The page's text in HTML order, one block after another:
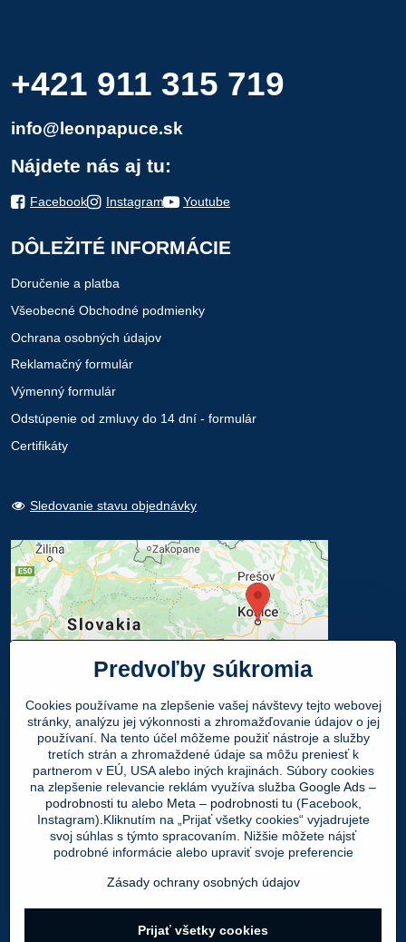
+421 911 315 719
info@leonpapuce.sk
Nájdete nás aj tu:
Facebook Instagram Youtube
DÔLEŽITÉ INFORMÁCIE
Doručenie a platba
Všeobecné Obchodné podmienky
Ochrana osobných údajov
Reklamačný formulár
Výmenný formulár
Odstúpenie od zmluvy do 14 dní - formulár
Certifikáty
Sledovanie stavu objednávky
Osobný odber
Navštívte našu predajňu - SHOWROOM
Obuv LEON, Mlynská 21, 040 01 Košice
Váš Objednaný tovar si môžete ZADARMO
vyzdvihnúť v PO - PIA 9:00 - 17:00 hod.
©2026Copyright
Predvoľby súkromia
Cookies používame na zlepšenie vašej návštevy tejto webovej
stránky, analýzu jej výkonnosti a zhromažďovanie údajov o jej
používaní. Na tento účel môžeme použiť nástroje a služby
tretích strán a zhromaždené údaje sa môžu preniesť k
partnerom v EÚ, USA alebo iných krajinách. Súbory cookies
na zlepšenie relevancie reklám využíva služba Google Ads –
podrobnosti tu alebo Meta – podrobnosti tu (Facebook,
Instagram).Kliknutím na „Prijať všetky cookies“ vyjadrujete
svoj súhlas s týmto spracovaním. Nižšie môžete nájsť
podrobné informácie alebo upraviť svoje preferencie
Zásady ochrany osobných údajov
Prijať všetky cookies